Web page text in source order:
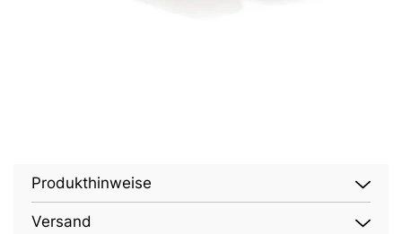
Produkthinweise
Versand